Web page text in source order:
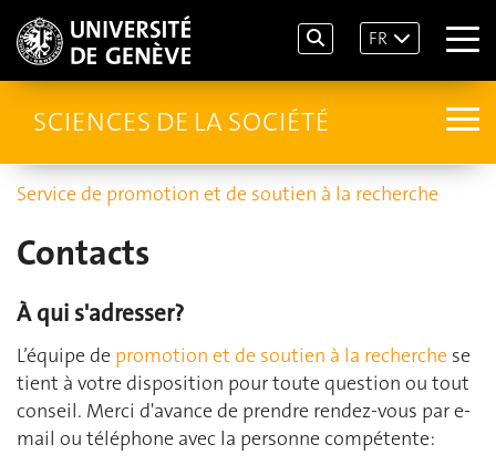
FR
SCIENCES DE LA SOCIÉTÉ
Service de promotion et de soutien à la recherche
Contacts
À qui s'adresser?
L’équipe de promotion et de soutien à la recherche se
tient à votre disposition pour toute question ou tout
conseil. Merci d'avance de prendre rendez-vous par e-
mail ou téléphone avec la personne compétente: